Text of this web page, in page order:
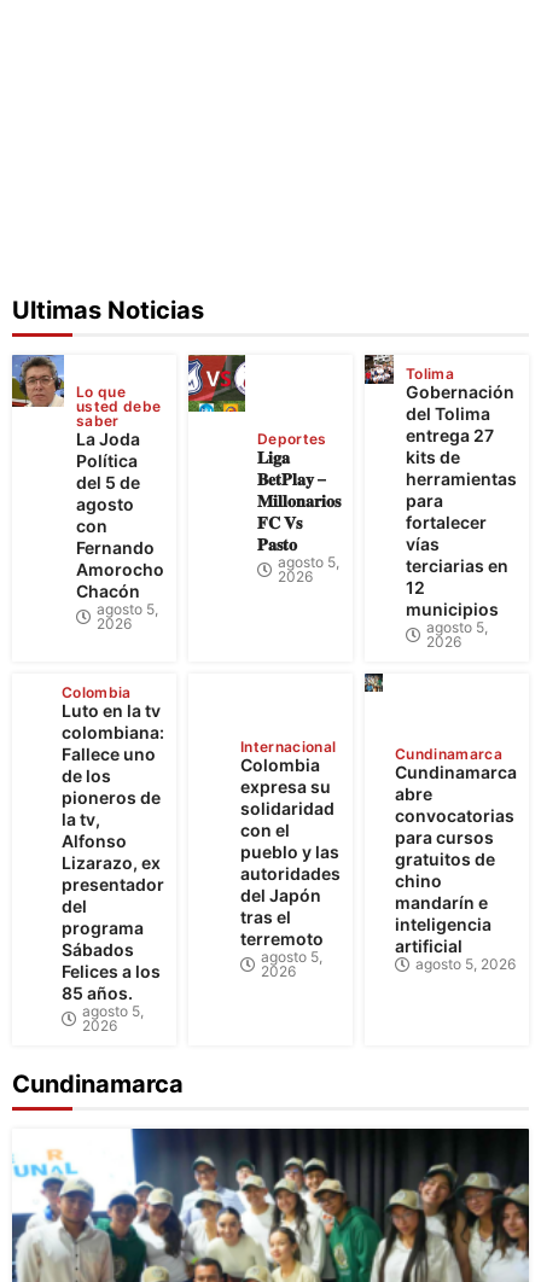
Ultimas Noticias
Lo que
usted debe
saber
La Joda
Política
del 5 de
agosto
con
Fernando
Amorocho
Chacón
agosto 5,
2026
Deportes
𝐋𝐢𝐠𝐚
𝐁𝐞𝐭𝐏𝐥𝐚𝐲 –
𝐌𝐢𝐥𝐥𝐨𝐧𝐚𝐫𝐢𝐨𝐬
𝐅𝐂 𝐕𝐬
𝐏𝐚𝐬𝐭𝐨
agosto 5,
2026
Tolima
Gobernación
del Tolima
entrega 27
kits de
herramientas
para
fortalecer
vías
terciarias en
12
municipios
agosto 5,
2026
Colombia
Luto en la tv
colombiana:
Fallece uno
de los
pioneros de
la tv,
Alfonso
Lizarazo, ex
presentador
del
programa
Sábados
Felices a los
85 años.
agosto 5,
2026
Internacional
Colombia
expresa su
solidaridad
con el
pueblo y las
autoridades
del Japón
tras el
terremoto
agosto 5,
2026
Cundinamarca
Cundinamarca
abre
convocatorias
para cursos
gratuitos de
chino
mandarín e
inteligencia
artificial
agosto 5, 2026
Cundinamarca